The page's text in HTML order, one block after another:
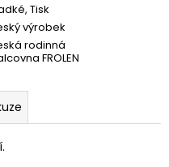
Tisk
výrobek
rodinná
FROLEN